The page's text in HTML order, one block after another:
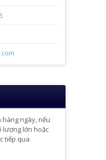
hàng ngày, nếu
lượng lớn hoặc
tiếp qua